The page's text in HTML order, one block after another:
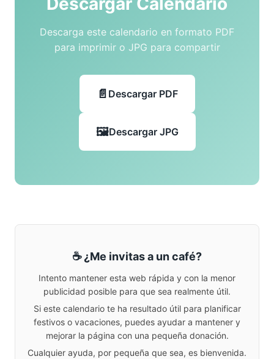
Descarga este calendario en formato PDF
para imprimir o JPG para compartir
Descargar PDF
Descargar JPG
☕ ¿Me invitas a un café?
Intento mantener esta web rápida y con la menor
publicidad posible para que sea realmente útil.
Si este calendario te ha resultado útil para planificar
festivos o vacaciones, puedes ayudar a mantener y
mejorar la página con una pequeña donación.
Cualquier ayuda, por pequeña que sea, es bienvenida.